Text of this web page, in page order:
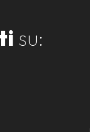
su: